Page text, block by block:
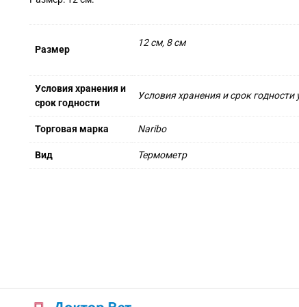
Размер
12 см, 8 см
Условия хранения и
срок годности
Условия хранения и срок
Торговая марка Naribo
Вид Термометр